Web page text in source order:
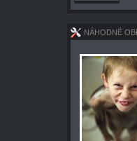
NÁHODNÉ